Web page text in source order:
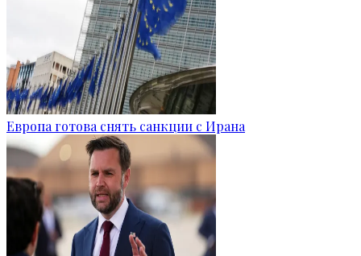
Европа готова снять санкции с Ирана